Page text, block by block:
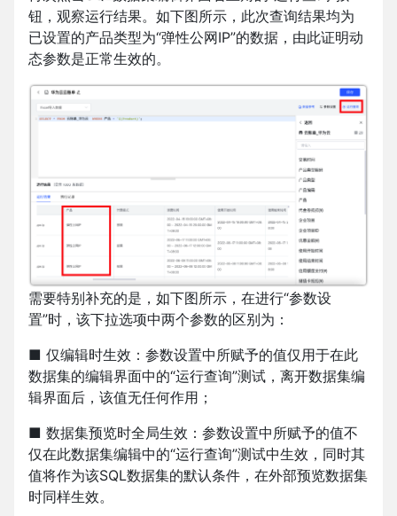
钮，观察运行结果。如下图所示，此次查询结果均为
已设置的产品类型为“弹性公网IP”的数据，由此证明动
态参数是正常生效的。
需要特别补充的是，如下图所示，在进行“参数设
置”时，该下拉选项中两个参数的区别为：
■ 仅编辑时生效：参数设置中所赋予的值仅用于在此
数据集的编辑界面中的“运行查询”测试，离开数据集编
辑界面后，该值无任何作用；
■ 数据集预览时全局生效：参数设置中所赋予的值不
仅在此数据集编辑中的“运行查询”测试中生效，同时其
值将作为该SQL数据集的默认条件，在外部预览数据集
时同样生效。